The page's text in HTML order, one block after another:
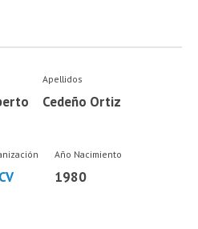
Apellidos
Cedeño Ortiz
Año Nacimiento
1980